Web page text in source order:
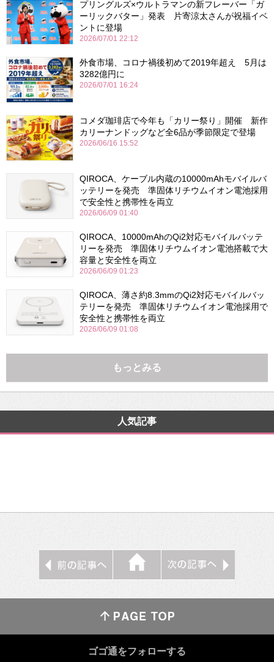
プリングルズ×ウルトラマンの新フレーバー「ガ
ーリックバター」発表 片寄涼太さんが祝福イベ
ントに登場
2026/07/01 22:12
外食市場、コロナ禍後初めて2019年超え 5月は
3282億円に
2026/07/01 16:24
コメダ珈琲店で今年も「カリー祭り」開催 新作
カリーナンドッグなど全6品が季節限定で登場
2026/06/16 15:52
QIROCA、ケーブル内蔵の10000mAhモバイルバ
ッテリーを発売 準固体リチウムイオン電池採用
で安全性と携帯性を両立
2026/06/09 01:40
QIROCA、10000mAhのQi2対応モバイルバッテ
リーを発売 準固体リチウムイオン電池搭載で大
容量と安全性を両立
2026/06/09 01:23
QIROCA、薄さ約8.3mmのQi2対応モバイルバッ
テリーを発売 準固体リチウムイオン電池採用で
安全性と携帯性を両立
2026/06/09 01:08
もっとみる
人気記事
ゴゴ通をフォローする